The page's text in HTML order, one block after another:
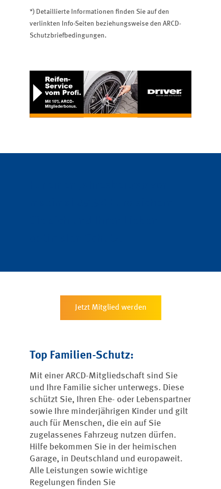
*) Detaillierte Informationen finden Sie auf den
verlinkten Info-Seiten beziehungsweise den ARCD-
Schutzbriefbedingungen.
Jetzt Mitglied werden
Top Familien-Schutz:
Mit einer ARCD-Mitgliedschaft sind Sie
und Ihre Familie sicher unterwegs. Diese
schützt Sie, Ihren Ehe- oder Lebenspartner
sowie Ihre minderjährigen Kinder und gilt
auch für Menschen, die ein auf Sie
zugelassenes Fahrzeug nutzen dürfen.
Hilfe bekommen Sie in der heimischen
Garage, in Deutschland und europaweit.
Alle Leistungen sowie wichtige
Regelungen finden Sie